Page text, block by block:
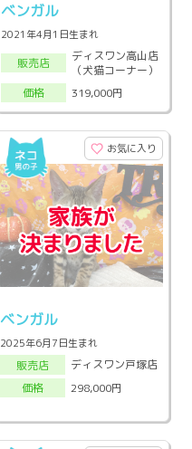
ベンガル
2021年4月1日生まれ
販売店
ディスワン高山店
（犬猫コーナー）
価格
319,000円
お気に入り
ベンガル
2025年6月7日生まれ
販売店
ディスワン戸塚店
価格
298,000円